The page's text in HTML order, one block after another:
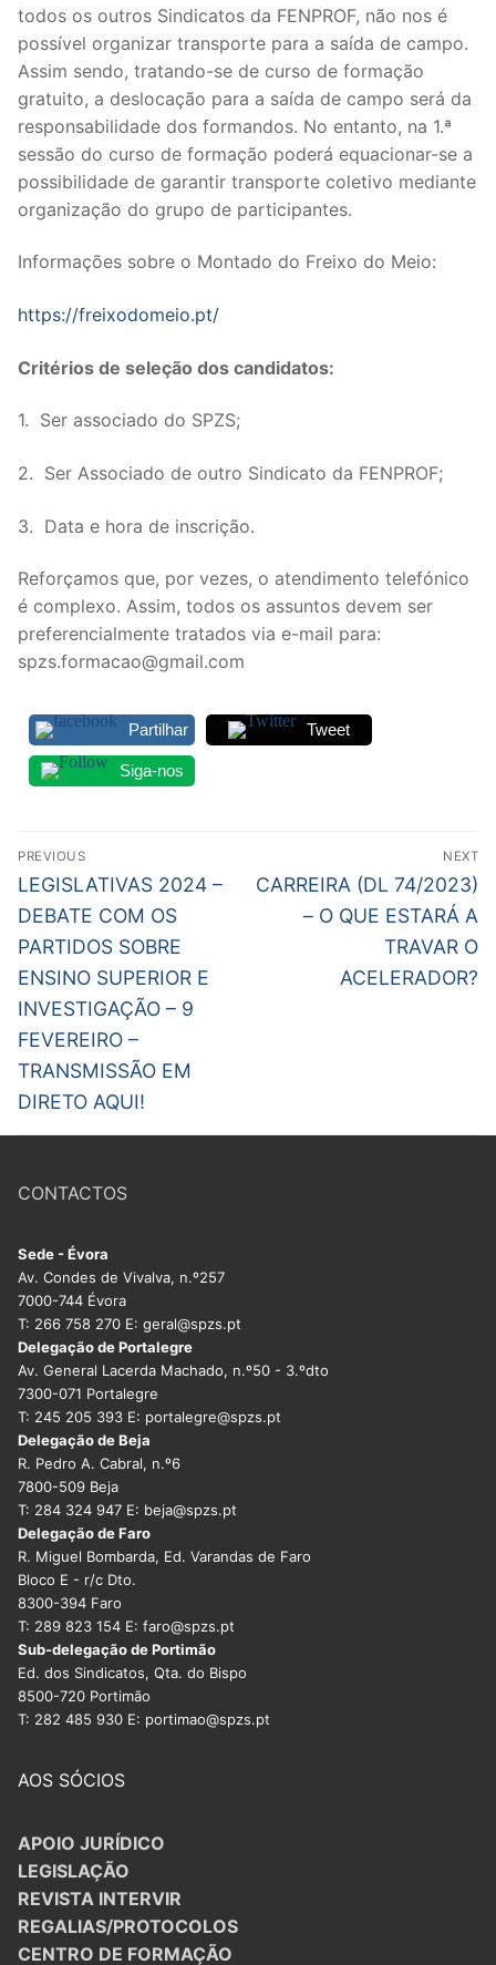
todos os outros Sindicatos da FENPROF, não nos é
possível organizar transporte para a saída de campo.
Assim sendo, tratando-se de curso de formação
gratuito, a deslocação para a saída de campo será da
responsabilidade dos formandos. No entanto, na 1.ª
sessão do curso de formação poderá equacionar-se a
possibilidade de garantir transporte coletivo mediante
organização do grupo de participantes.
Informações sobre o Montado do Freixo do Meio:
https://freixodomeio.pt/
Critérios de seleção dos candidatos:
1. Ser associado do SPZS;
2. Ser Associado de outro Sindicato da FENPROF;
3. Data e hora de inscrição.
Reforçamos que, por vezes, o atendimento telefónico
é complexo. Assim, todos os assuntos devem ser
preferencialmente tratados via e-mail para:
spzs.formacao@gmail.com
Partilhar Tweet
Siga-nos
Navegação
de
artigos
PREVIOUS
Previous
post:
LEGISLATIVAS 2024 –
DEBATE COM OS
PARTIDOS SOBRE
ENSINO SUPERIOR E
INVESTIGAÇÃO – 9
FEVEREIRO –
TRANSMISSÃO EM
DIRETO AQUI!
NEXT
Next
CARREIRA (DL 74/2023)
– O QUE ESTARÁ A
TRAVAR O
ACELERADOR?
CONTACTOS
Sede - Évora
Av. Condes de Vivalva, n.º257
7000-744 Évora
T: 266 758 270 E: geral@spzs.pt
Delegação de Portalegre
Av. General Lacerda Machado, n.º50 - 3.ºdto
7300-071 Portalegre
T: 245 205 393 E: portalegre@spzs.pt
Delegação de Beja
R. Pedro A. Cabral, n.º6
7800-509 Beja
T: 284 324 947 E: beja@spzs.pt
Delegação de Faro
R. Miguel Bombarda, Ed. Varandas de Faro
Bloco E - r/c Dto.
8300-394 Faro
T: 289 823 154 E: faro@spzs.pt
Sub-delegação de Portimão
Ed. dos Sindicatos, Qta. do Bispo
8500-720 Portimão
T: 282 485 930 E: portimao@spzs.pt
AOS SÓCIOS
APOIO JURÍDICO
LEGISLAÇÃO
REVISTA INTERVIR
REGALIAS/PROTOCOLOS
CENTRO DE FORMAÇÃO